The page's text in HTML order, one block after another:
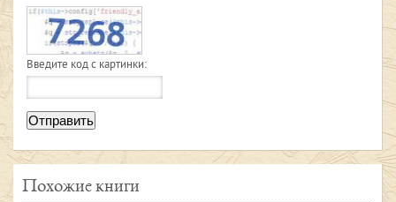
Введите код с картинки:
Отправить
Похожие книги